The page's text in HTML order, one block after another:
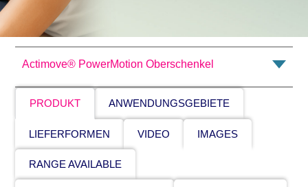
Actimove® PowerMotion Oberschenkel
PRODUKT ANWENDUNGSGEBIETE
LIEFERFORMEN VIDEO IMAGES
RANGE AVAILABLE